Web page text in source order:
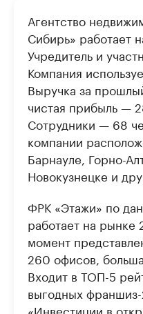
Агентство
Сибирь» работает
Учредитель и
Компания
Выручка за
чистая прибыль —
Сотрудники — 68
компании
Барнауле, Горно-
Новокузнецке и
ФРК «Этажи» по
работает на рынке
момент
260 офисов,
Входит в ТОП-5
выгодных
«Инвестиции в